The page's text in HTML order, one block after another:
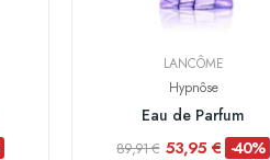
LANCÔME
Hypnôse
Eau de Parfum
89,91 € 53,95 € -40%